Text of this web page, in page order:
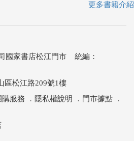
更多書籍介紹
國家書店松江門市 統編：
區松江路209號1樓
購服務 ． 隱私權說明 ． 門市據點 ．